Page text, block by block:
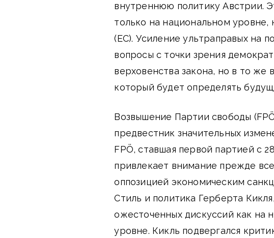
внутреннюю политику Австрии.
только на национальном
(ЕС). Усиление ультраправых на
вопросы с точки зрения
верховенства закона, но в то
который будет определять
Возвышение Партии свободы
предвестник значительных
FPÖ, ставшая первой партией с
привлекает внимание прежде
оппозицией экономическим
Стиль и политика Герберта
ожесточенных дискуссий как на
уровне. Кикль подвергался